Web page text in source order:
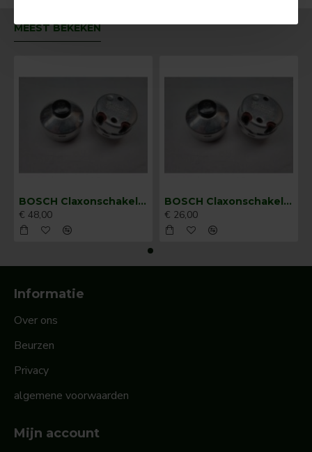
MEEST BEKEKEN
BOSCH Claxonschakelaar opbouw ⌀ 35 mm 0343013001
€ 48,00
BOSCH Claxonschakelaar opbouw ⌀26 mm 0343007001
€ 26,00
Informatie
Over ons
Beurzen
Privacy
algemene voorwaarden
Mijn account